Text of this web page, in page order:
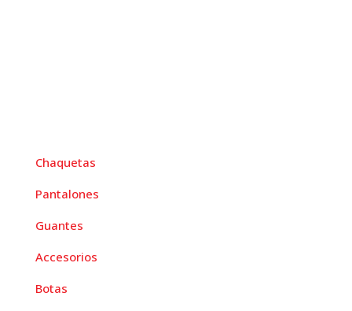
Chaquetas
Pantalones
Guantes
Accesorios
Botas